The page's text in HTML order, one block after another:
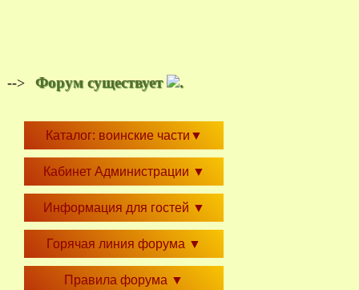
--> Форум существует .
Каталог: воинские части ▼
Кабинет Администрации ▼
Информация для гостей ▼
Горячая линия форума ▼
Правила форума ▼